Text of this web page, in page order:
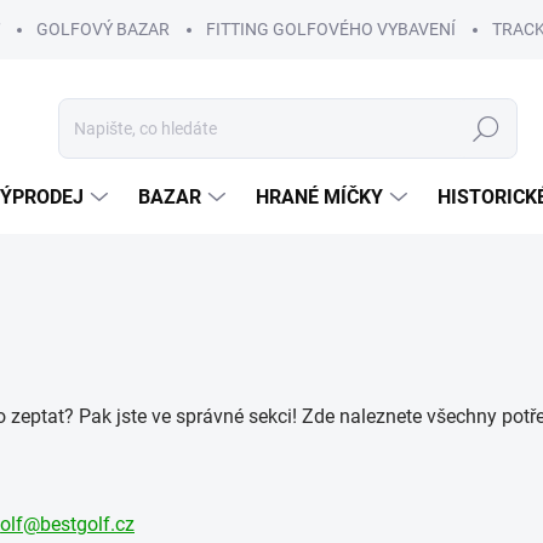
GOLFOVÝ BAZAR FITTING GOLFOVÉHO VYBAVENÍ
Hledat
BAZAR HRANÉ MÍČKY
Pak jste ve správné sekci! Zde naleznete všechny